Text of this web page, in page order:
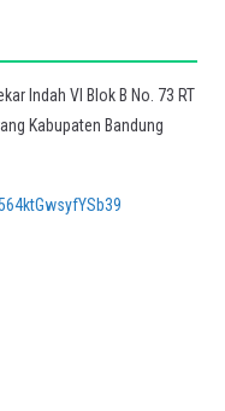
Indah VI Blok B No. 73 RT
Kabupaten Bandung